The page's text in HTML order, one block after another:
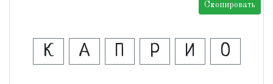
Скопировать
К А П Р И О